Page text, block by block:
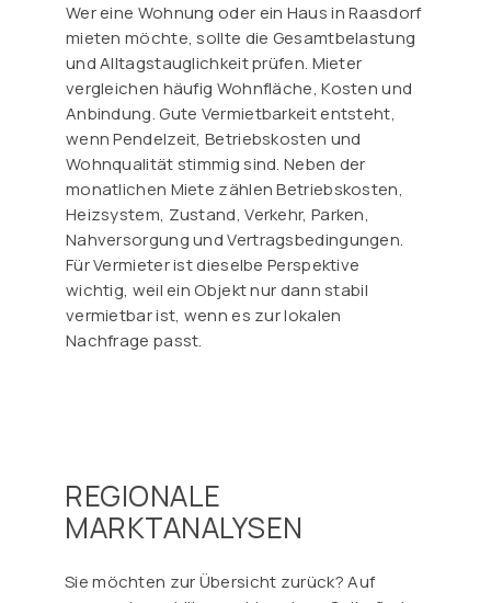
Wer eine Wohnung oder ein Haus in Raasdorf
mieten möchte, sollte die Gesamtbelastung
und Alltagstauglichkeit prüfen. Mieter
vergleichen häufig Wohnfläche, Kosten und
Anbindung. Gute Vermietbarkeit entsteht,
wenn Pendelzeit, Betriebskosten und
Wohnqualität stimmig sind. Neben der
monatlichen Miete zählen Betriebskosten,
Heizsystem, Zustand, Verkehr, Parken,
Nahversorgung und Vertragsbedingungen.
Für Vermieter ist dieselbe Perspektive
wichtig, weil ein Objekt nur dann stabil
vermietbar ist, wenn es zur lokalen
Nachfrage passt.
REGIONALE
MARKTANALYSEN
Sie möchten zur Übersicht zurück? Auf